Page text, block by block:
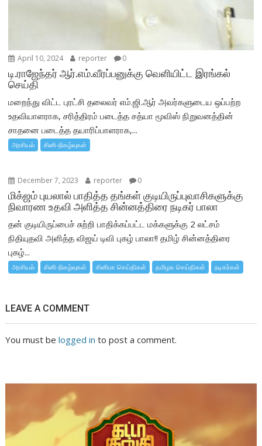
April 10, 2024 reporter 0
டி.ராஜேந்தர் ஆர்.எம்.வீரப்பனுக்கு வெளியிட்ட இரங்கல்
செய்தி
மறைந்து விட்ட புரட்சி தலைவர் எம்.ஜி.ஆர் அவர்களுடைய ஒப்பற்ற
உதவியாளராக, சரித்திரம் படைத்த சத்யா மூவிஸ் நிறுவனத்தின்
சாதனை படைத்த தயாரிப்பாளராக,...
அரசியல் சினி-நிகழ்வுகள்
December 7, 2023 reporter 0
மிக்ஜம் புயலால் பாதித்த தங்கள் குடியிருப்புவாசிகளுக்கு
நிவாரண உதவி அளித்த சின்னத்திரை நடிகர் பாலா
தன் குடியிருப்பைச் சுற்றி பாதிக்கப்பட்ட மக்களுக்கு 2 லட்சம்
நிதியுதவி அளித்த விஜய் டிவி புகழ் பாலா!! தமிழ் சின்னத்திரை
புகழ்...
அரசியல் சினி-நிகழ்வுகள் சினிமா செய்திகள் தமிழக செய்திகள் நடிகர்கள்
LEAVE A COMMENT
You must belogged in to post a comment.